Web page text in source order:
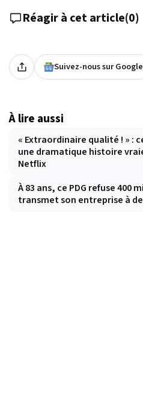
Réagir à cet article(0)
Suivez-nous sur Google
À lire aussi
« Extraordinaire qualité ! » :
une dramatique histoire
Netflix
À 83 ans, ce PDG refuse 400
transmet son entreprise à